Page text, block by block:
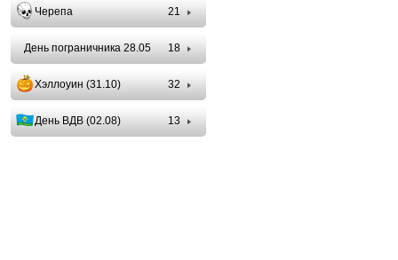
Черепа 21
День пограничника 28.05 18
Хэллоуин (31.10) 32
День ВДВ (02.08) 13